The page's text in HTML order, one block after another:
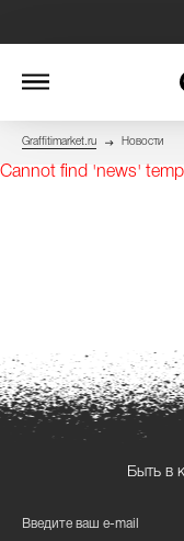
Graffitimarket.ru Новости
Cannot find 'news'
Быть в
Введите ваш e-mail